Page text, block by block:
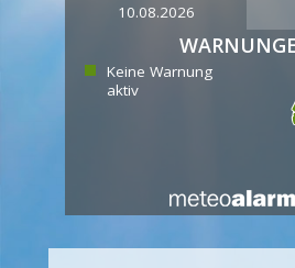
10.08.2026
Keine Warnung
aktiv